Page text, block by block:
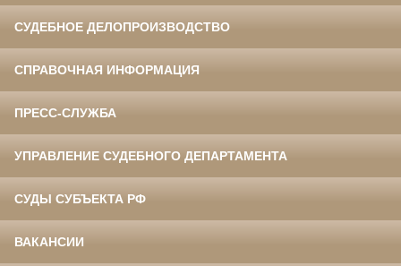
СУДЕБНОЕ ДЕЛОПРОИЗВОДСТВО
СПРАВОЧНАЯ ИНФОРМАЦИЯ
ПРЕСС-СЛУЖБА
УПРАВЛЕНИЕ СУДЕБНОГО ДЕПАРТАМЕНТА
СУДЫ СУБЪЕКТА РФ
ВАКАНСИИ